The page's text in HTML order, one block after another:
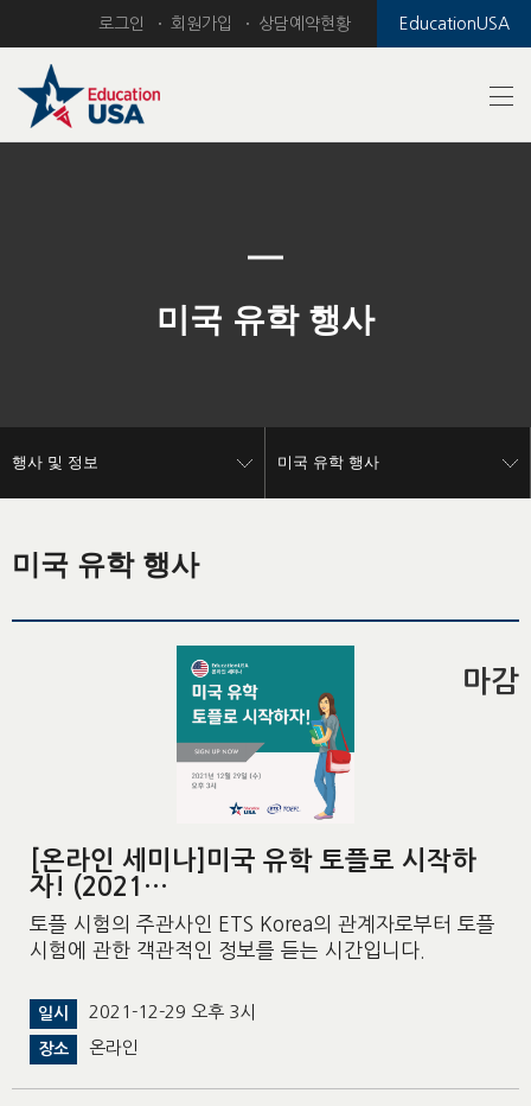
EducationUSA
로그인 회원가입 상담예약현황
미국 유학 행사
행사 및 정보 미국 유학 행사
미국 유학 행사
[온라인 세미나]미국 유학 토플로 시작하
자! (2021…
토플 시험의 주관사인 ETS Korea의 관계자로부터 토플
시험에 관한 객관적인 정보를 듣는 시간입니다.
일시 2021-12-29 오후 3시
장소 온라인
마감